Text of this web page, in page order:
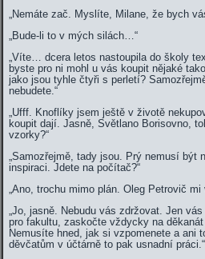
„Nemáte zač. Myslíte, Milane, že bych
„Bude-li to v mých silách…“
„Víte… dcera letos nastoupila do školy
byste pro ni mohl u vás koupit nějaké
jako jsou tyhle čtyři s perletí?
nebudete.“
„Ufff. Knoflíky jsem ještě v životě
koupit dají. Jasně, Světlano Borisovno,
vzorky?“
„Samozřejmě, tady jsou. Prý nemusí být
inspiraci. Jdete na počítač?“
„Ano, trochu mimo plán. Oleg Petrovič
„Jo, jasně. Nebudu vás zdržovat. Jen
pro fakultu, zaskočte vždycky na
Nemusíte hned, jak si vzpomenete a ani
děvčatům v účtárně to pak usnadní práci.“